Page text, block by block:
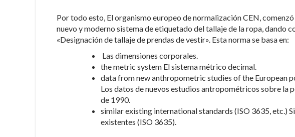
Por todo esto, El organismo europeo de normalización CEN,
nuevo y moderno sistema de etiquetado del tallaje de la ropa, dando
«Designación de tallaje de prendas de vestir». Esta norma se basa en:
Las dimensiones corporales.
the metric system El sistema métrico decimal.
data from new anthropometric studies of the European
Los datos de nuevos estudios antropométricos sobre la
de 1990.
similar existing international standards (ISO 3635, etc.)
existentes (ISO 3635).